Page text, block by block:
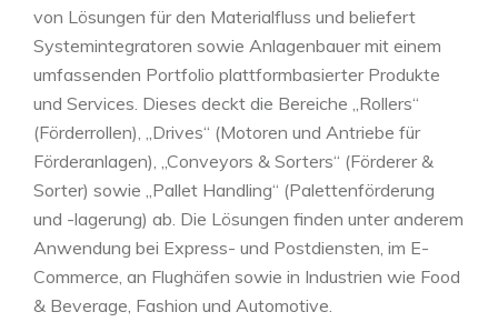
von Lösungen für den Materialfluss und beliefert
Systemintegratoren sowie Anlagenbauer mit einem
umfassenden Portfolio plattformbasierter Produkte
und Services. Dieses deckt die Bereiche „Rollers“
(Förderrollen), „Drives“ (Motoren und Antriebe für
Förderanlagen), „Conveyors & Sorters“ (Förderer &
Sorter) sowie „Pallet Handling“ (Palettenförderung
und -lagerung) ab. Die Lösungen finden unter anderem
Anwendung bei Express- und Postdiensten, im E-
Commerce, an Flughäfen sowie in Industrien wie Food
& Beverage, Fashion und Automotive.